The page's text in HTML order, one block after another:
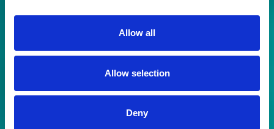
Allow all
Allow selection
Deny